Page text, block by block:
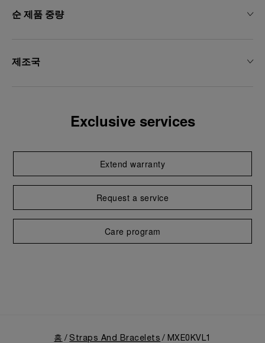
순 제품 중량
제조국
Exclusive services
Extend warranty
Request a service
Care program
홈 Straps And Bracelets MXE0KVL1